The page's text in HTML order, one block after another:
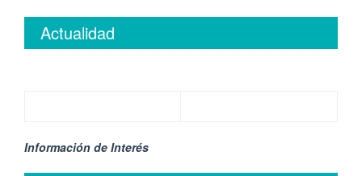
Actualidad
Información de Interés